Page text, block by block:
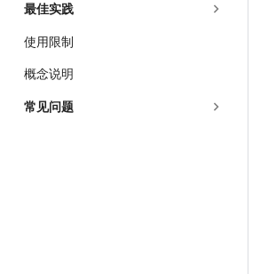
最佳实践
使用限制
概念说明
常见问题